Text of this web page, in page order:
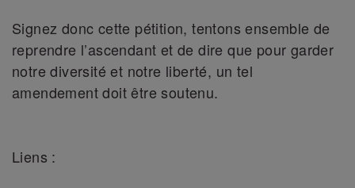
Signez donc cette pétition, tentons ensemble de
reprendre l’ascendant et de dire que pour garder
notre diversité et notre liberté, un tel
amendement doit être soutenu.
Liens :